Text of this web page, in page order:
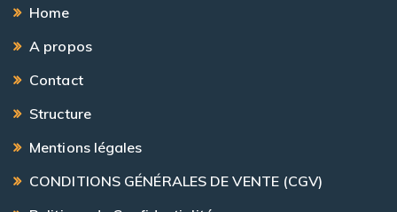
Home
A propos
Contact
Structure
Mentions légales
CONDITIONS GÉNÉRALES DE VENTE (CGV)